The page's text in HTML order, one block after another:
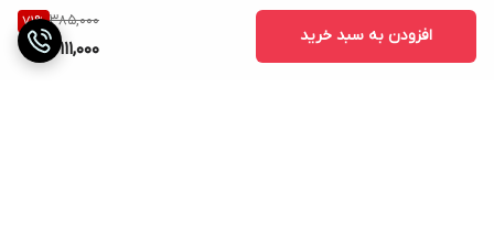
385,000
71%
111,000
افزودن به سبد خرید